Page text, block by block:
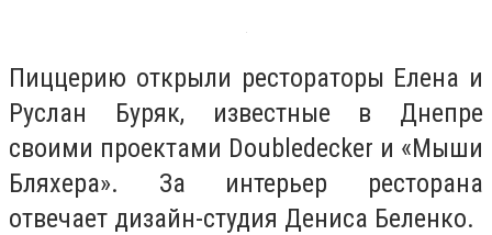
Пиццерию открыли рестораторы Елена и
Руслан Буряк, известные в Днепре
своими проектами Doubledecker и «Мыши
Бляхера». За интерьер ресторана
отвечает дизайн-студия Дениса Беленко.